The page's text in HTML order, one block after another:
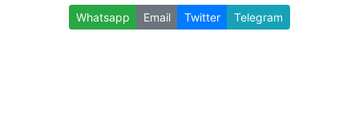
Whatsapp Email Twitter Telegram